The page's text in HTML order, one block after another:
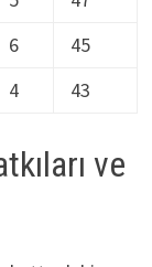
6
45
4 43
ve